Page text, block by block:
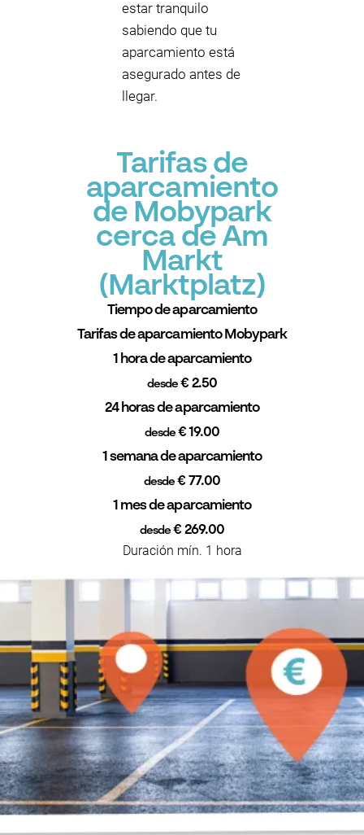
estar tranquilo
sabiendo que tu
aparcamiento está
asegurado antes de
llegar.
Tarifas de
aparcamiento
de Mobypark
cerca de Am
Markt
(Marktplatz)
Tiempo de aparcamiento
Tarifas de aparcamiento Mobypark
1 hora de aparcamiento
desde € 2.50
24 horas de aparcamiento
desde€ 19.00
1 semana de aparcamiento
desde € 77.00
1 mes de aparcamiento
desde € 269.00
Duración mín. 1 hora